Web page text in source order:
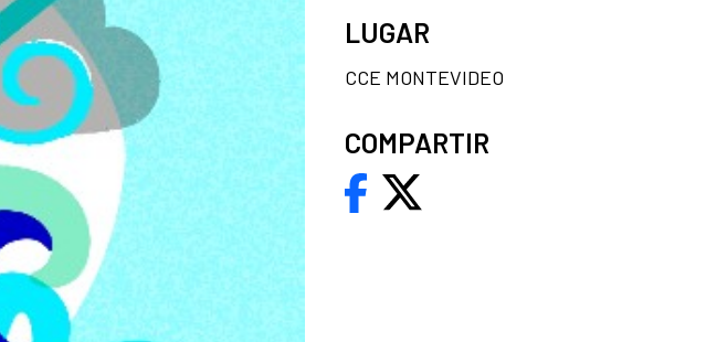
LUGAR
CCE MONTEVIDEO
COMPARTIR